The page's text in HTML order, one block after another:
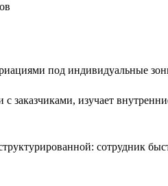
под индивидуальные
заказчиками, изучает
сотрудник